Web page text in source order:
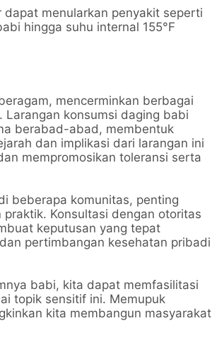
menularkan penyakit seperti
hingga suhu internal 155°F
mencerminkan berbagai
konsumsi daging babi
berabad-abad, membentuk
dan implikasi dari larangan ini
mempromosikan toleransi serta
beberapa komunitas, penting
Konsultasi dengan otoritas
keputusan yang tepat
pertimbangan kesehatan pribadi
babi, kita dapat memfasilitasi
topik sensitif ini. Memupuk
kita membangun masyarakat